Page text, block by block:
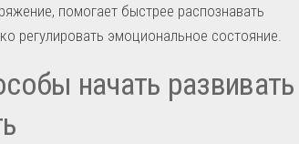
помогает быстрее распознавать
регулировать эмоциональное состояние.
начать развивать